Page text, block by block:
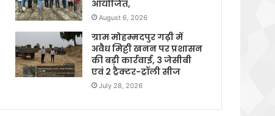
आयोजित,
August 6, 2026
ग्राम मोहम्मदपुर गढ़ी में
अवैध मिट्टी खनन पर प्रशासन
की बड़ी कार्रवाई, 3 जेसीबी
एवं 2 ट्रैक्टर-ट्रॉली सीज
July 28, 2026